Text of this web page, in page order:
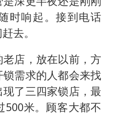
时响起。接到电话
去。
店，放在以前，方
需求的人都会来找
了三四家锁店，最
500米。顾客大都不